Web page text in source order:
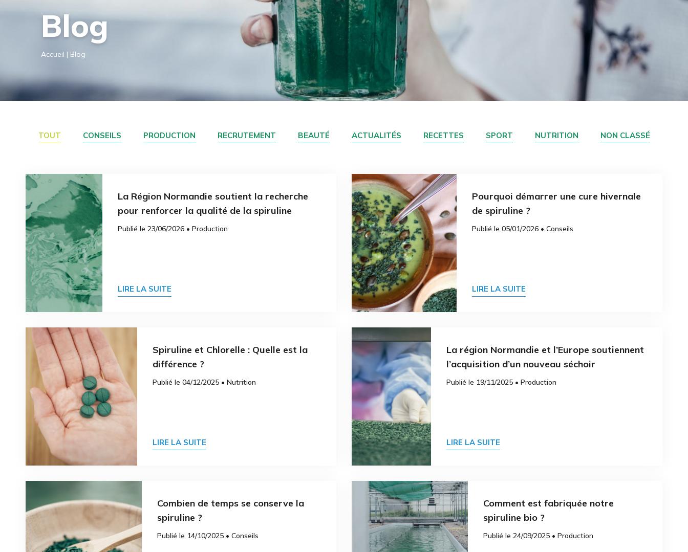
Blog
Accueil | Blog
TOUT CONSEILS PRODUCTION RECRUTEMENT BEAUTÉ ACTUALITÉS RECETTES SPORT NUTRITION NON CLASSÉ
La Région Normandie soutient la recherche
pour renforcer la qualité de la spiruline
Publié le 23/06/2026 • Production
LIRE LA SUITE
Pourquoi démarrer une cure hivernale
de spiruline ?
Publié le 05/01/2026 • Conseils
LIRE LA SUITE
Spiruline et Chlorelle : Quelle est la
différence ?
Publié le 04/12/2025 • Nutrition
LIRE LA SUITE
La région Normandie et l’Europe soutiennent
l’acquisition d’un nouveau séchoir
Publié le 19/11/2025 • Production
LIRE LA SUITE
Combien de temps se conserve la
spiruline ?
Publié le 14/10/2025 • Conseils
Comment est fabriquée notre
spiruline bio ?
Publié le 24/09/2025 • Production